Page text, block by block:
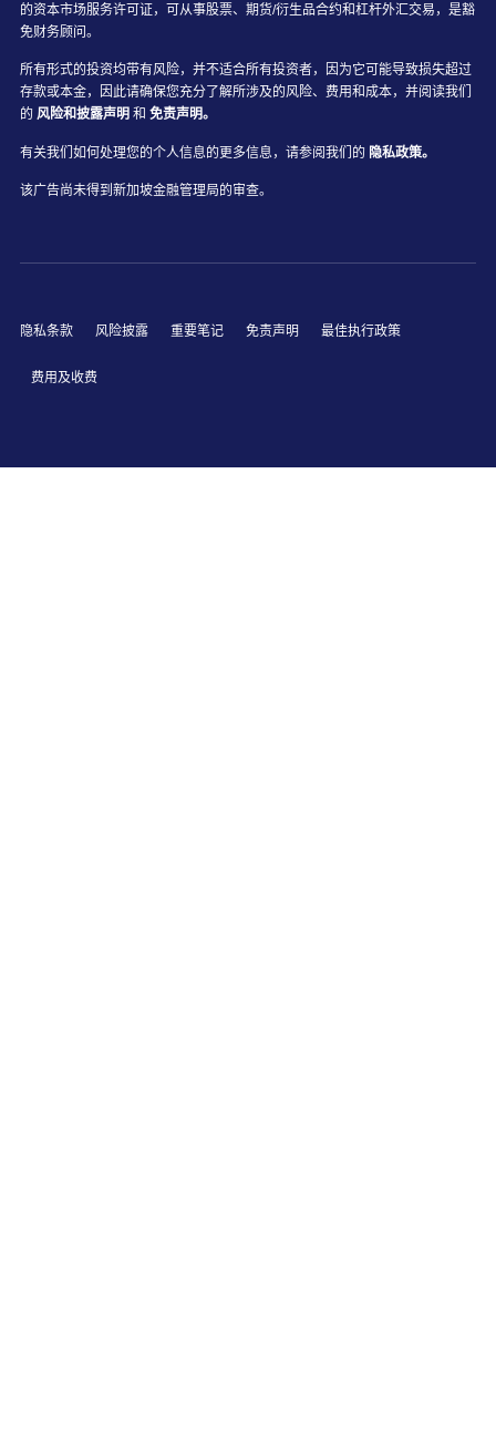
的资本市场服务许可证，可从事股票、期货/衍生品合约和杠杆外汇交易，是豁
免财务顾问。
所有形式的投资均带有风险，并不适合所有投资者，因为它可能导致损失超过
存款或本金，因此请确保您充分了解所涉及的风险、费用和成本，并阅读我们
的 风险和披露声明 和 免责声明。
有关我们如何处理您的个人信息的更多信息，请参阅我们的 隐私政策。
该广告尚未得到新加坡金融管理局的审查。
隐私条款 风险披露 重要笔记 免责声明 最佳执行政策
费用及收费